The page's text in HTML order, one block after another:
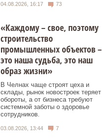
04.08.2026, 16:17 73
«Каждому – свое, поэтому
строительство
промышленных объектов –
это наша судьба, это наш
образ жизни»
В Челнах чаще строят цеха и
склады, рынок новостроек теряет
обороты, а от бизнеса требуют
системной заботы о здоровье
сотрудников.
03.08.2026, 13:44 7